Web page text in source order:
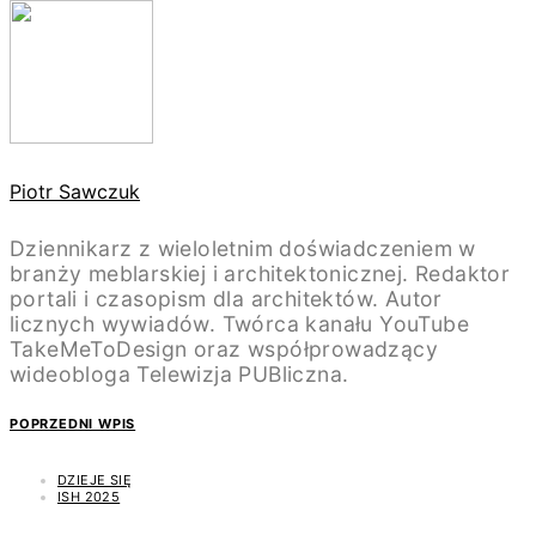
Piotr Sawczuk
Dziennikarz z wieloletnim doświadczeniem w
branży meblarskiej i architektonicznej. Redaktor
portali i czasopism dla architektów. Autor
licznych wywiadów. Twórca kanału YouTube
TakeMeToDesign oraz współprowadzący
wideobloga Telewizja PUBliczna.
POPRZEDNI WPIS
DZIEJE SIĘ
ISH 2025